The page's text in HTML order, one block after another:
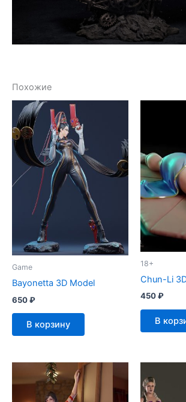
Похожие
Game
Bayonetta 3D Model
650₽
В корзину
18+
Chun-Li
450₽
В